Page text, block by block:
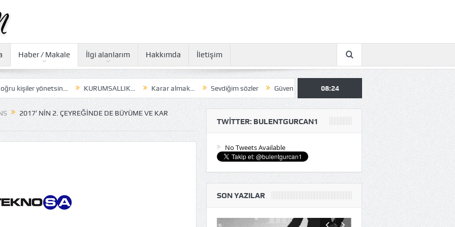
Haber / Makale İlgi alanlarım Hakkımda İletişim
yönetsin… KURUMSALLIK… Karar almak… Sevdiğim sözler Güven… Kovuldun… Yanındayız Derneği Genel Kurul
08:24
2017′ NIN 2. ÇEYREĞINDE DE BÜYÜME VE KAR
TWITTER: BULENTGURCAN1
No Tweets Available
SON YAZILAR